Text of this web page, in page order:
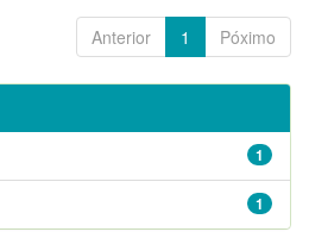
Anterior 1 Póximo
1
1